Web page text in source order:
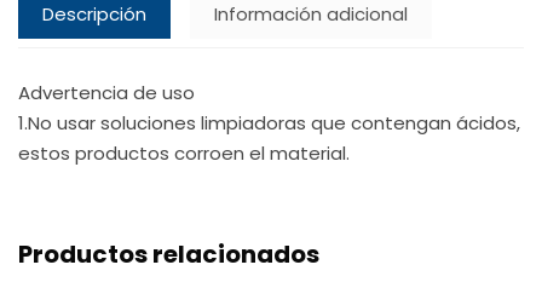
Descripción Información adicional
Advertencia de uso
1.No usar soluciones limpiadoras que contengan ácidos,
estos productos corroen el material.
Productos relacionados